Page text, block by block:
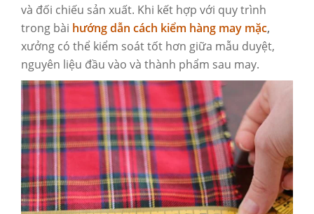
và đối chiếu sản xuất. Khi kết hợp với quy trình
trong bài hướng dẫn cách kiểm hàng may mặc,
xưởng có thể kiểm soát tốt hơn giữa mẫu duyệt,
nguyên liệu đầu vào và thành phẩm sau may.